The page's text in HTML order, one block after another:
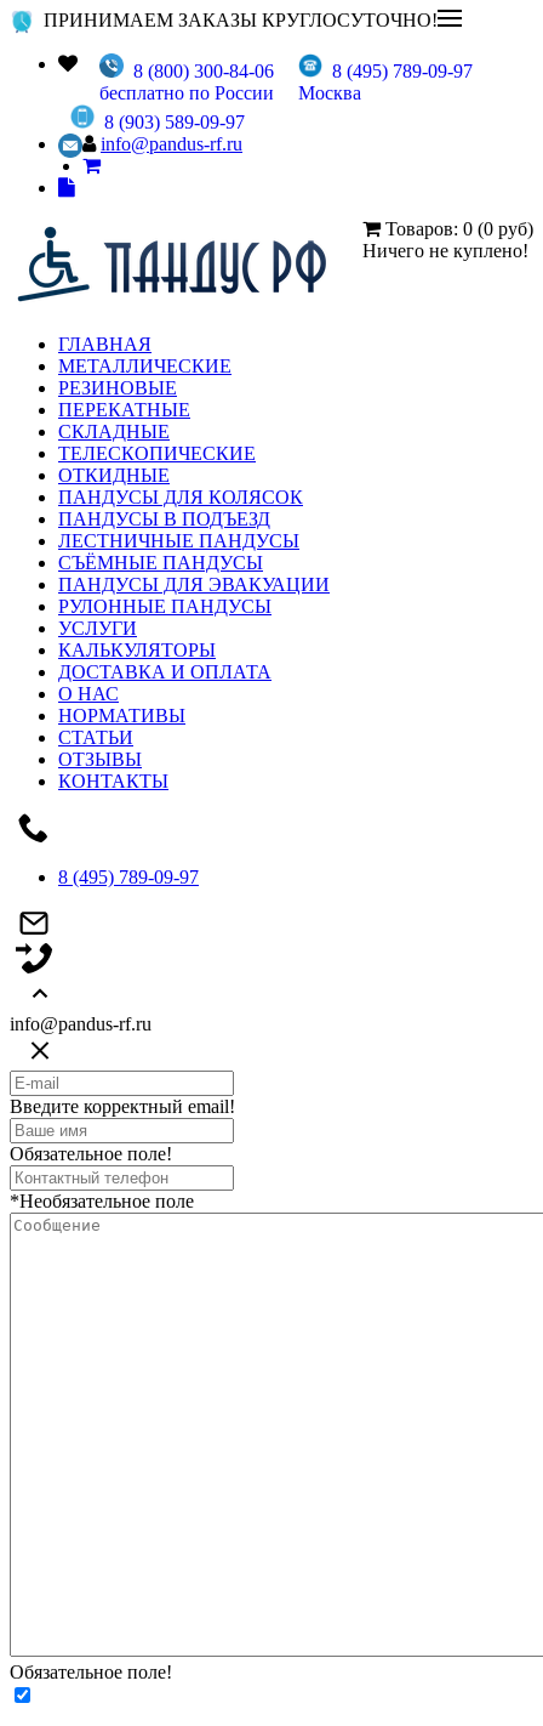
ПРИНИМАЕМ ЗАКАЗЫ КРУГЛОСУТОЧНО!
8 (800) 300-84-06
бесплатно по России
8 (495) 789-09-97
Москва
8 (903) 589-09-97
info@pandus-rf.ru
Товаров: 0 (0 руб)
Ничего не куплено!
ГЛАВНАЯ
МЕТАЛЛИЧЕСКИЕ
РЕЗИНОВЫЕ
ПЕРЕКАТНЫЕ
СКЛАДНЫЕ
ТЕЛЕСКОПИЧЕСКИЕ
ОТКИДНЫЕ
ПАНДУСЫ ДЛЯ КОЛЯСОК
ПАНДУСЫ В ПОДЪЕЗД
ЛЕСТНИЧНЫЕ ПАНДУСЫ
СЪЁМНЫЕ ПАНДУСЫ
ПАНДУСЫ ДЛЯ ЭВАКУАЦИИ
РУЛОННЫЕ ПАНДУСЫ
УСЛУГИ
КАЛЬКУЛЯТОРЫ
ДОСТАВКА И ОПЛАТА
О НАС
НОРМАТИВЫ
СТАТЬИ
ОТЗЫВЫ
КОНТАКТЫ
8 (495) 789-09-97
info@pandus-rf.ru
Введите корректный email!
Обязательное поле!
*Необязательное поле
Обязательное поле!